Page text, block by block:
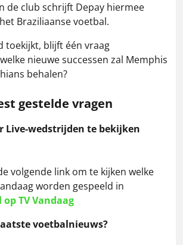
de club schrijft Depay hiermee
Braziliaanse voetbal.
toekijkt, blijft één vraag
nieuwe successen zal Memphis
behalen?
gestelde vragen
Live-wedstrijden te bekijken
volgende link om te kijken welke
worden gespeeld in
TV Vandaag
voetbalnieuws?